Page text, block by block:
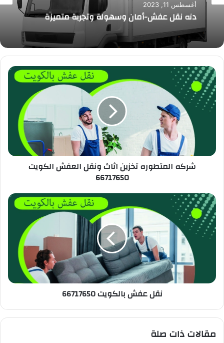
أغسطس 11, 2023
دنه نقل عفش-أمان وسهولة وتجربة متميزة
شركه المتطوره تخزين اثاث ونقل العفش الكويت
66717650
نقل عفش بالكويت 66717650
مقالات ذات صلة